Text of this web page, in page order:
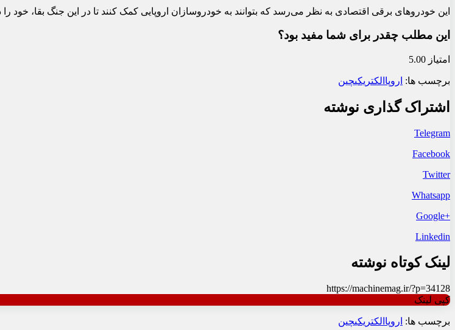
این خودروهای برقی اقتصادی به نظر می‌رسد که بتوانند به خودروسازان اروپایی کمک کنند تا در این جنگ بقا، خود
این مطلب چقدر برای شما مفید بود؟
امتیاز 5.00
برچسب ها: اروپا الکتریکیچین
اشتراک گذاری نوشته
Telegram
Facebook
Twitter
Whatsapp
+Google
Linkedin
لینک کوتاه نوشته
https://machinemag.ir/?p=34128
کپی لینک
برچسب ها: اروپا الکتریکیچین